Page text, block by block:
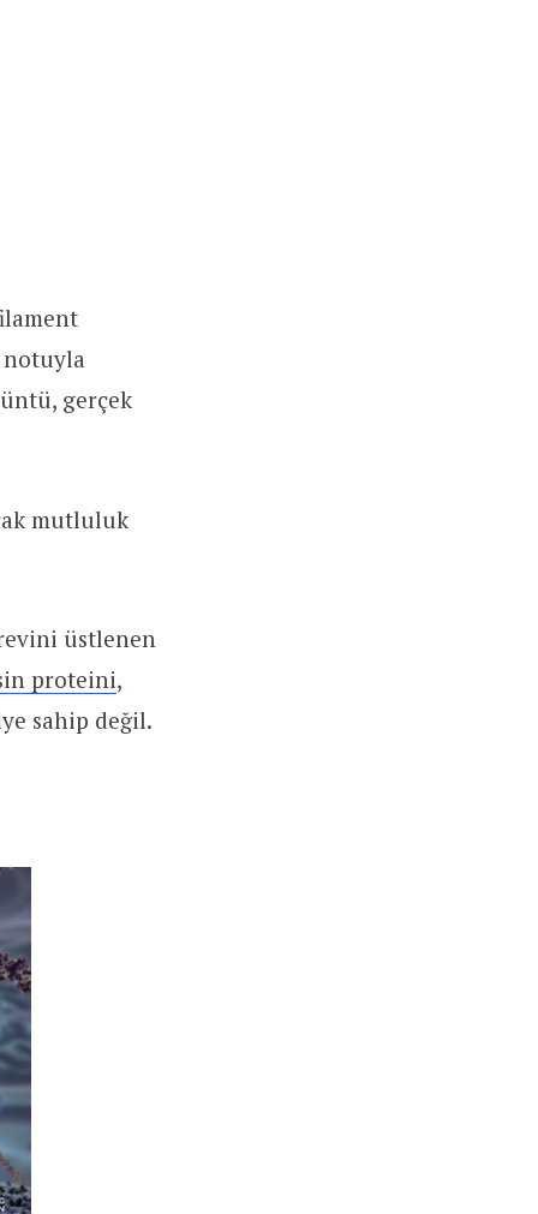
notuyla
gerçek
mutluluk
üstlenen
proteini,
sahip değil.